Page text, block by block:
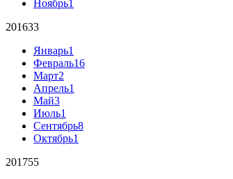
Ноябрь1
201633
Январь1
Февраль16
Март2
Апрель1
Май3
Июль1
Сентябрь8
Октябрь1
201755